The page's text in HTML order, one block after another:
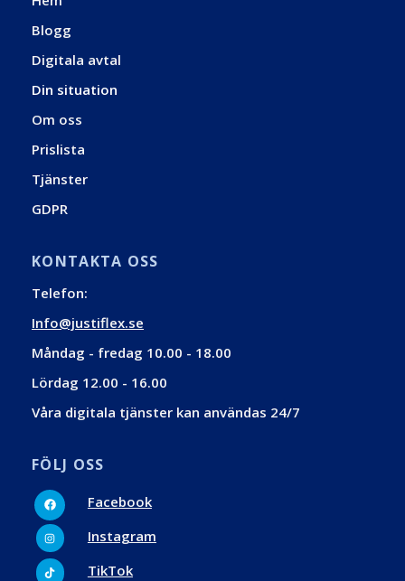
Blogg
Digitala avtal
Din situation
Om oss
Prislista
Tjänster
GDPR
KONTAKTA OSS
Telefon:
Info@justiflex.se
Måndag - fredag 10.00 - 18.00
Lördag 12.00 - 16.00
Våra digitala tjänster kan användas 24/7
FÖLJ OSS
FacebookFacebook
InstagramInstagram
Tiktok TikTok